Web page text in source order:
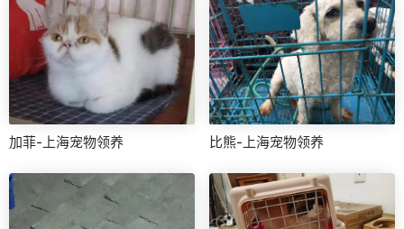
加菲-上海宠物领养 比熊-上海宠物领养